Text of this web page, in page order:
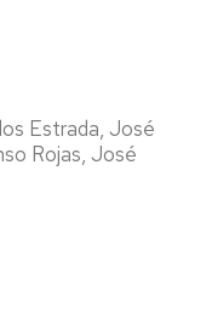
Estrada, José
Rojas, José